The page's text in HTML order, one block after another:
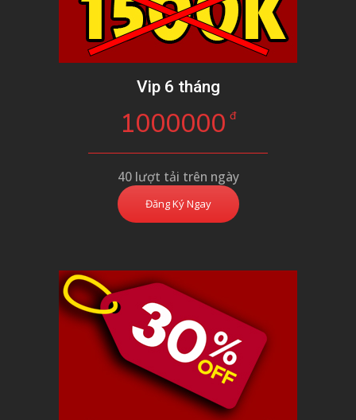
Vip 6 tháng
1000000 đ
40 lượt tải trên ngày
Đăng Ký Ngay